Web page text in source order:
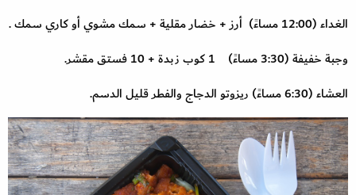
الغداء (12:00 مساءً) أرز + خضار مقلية + سمك مشوي أو كاري سمك .
وجبة خفيفة (3:30 مساءً) 1 كوب زبدة + 10 فستق مقشر.
العشاء (6:30 مساءً) ريزوتو الدجاج والفطر قليل الدسم.